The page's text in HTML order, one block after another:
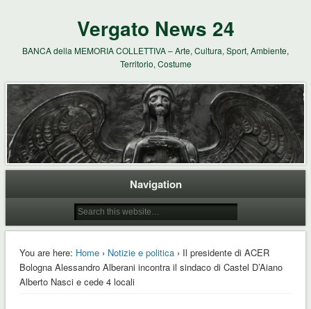
Vergato News 24
BANCA della MEMORIA COLLETTIVA – Arte, Cultura, Sport, Ambiente,
Territorio, Costume
Navigation
You are here: Home› Notizie e politica› Il presidente di ACER
Bologna Alessandro Alberani incontra il sindaco di Castel D’Aiano
Alberto Nasci e cede 4 locali